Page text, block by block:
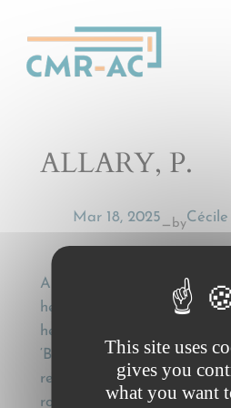
ALLARY, P.
Mar 18, 2025— by
ALLARY, P., De
heffingen (en boeten) op
het cassatiearrest van 30
‘Buchanan-doctrine’
recoverability of tax levies
road hauliers following the
This site uses
gives you
what you want